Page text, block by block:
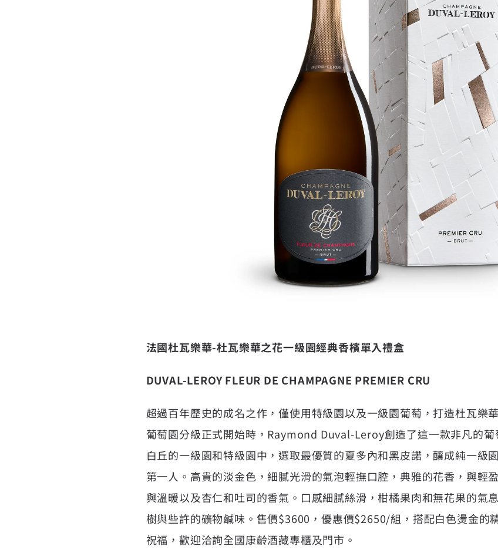
法國杜瓦樂華-杜瓦樂華之花一級園經典香檳單入禮盒
DUVAL-LEROY FLEUR DE CHAMPAGNE PREMIER CRU
超過百年歷史的成名之作，僅使用特級園以及一級園葡萄，打造杜瓦樂
葡萄園分級正式開始時，Raymond Duval-Leroy創造了這一款非凡的
白丘的一級園和特級園中，選取最優質的夏多內和黑皮諾，釀成純一級
第一人。高貴的淡金色，細膩光滑的氣泡輕撫口腔，典雅的花香，與輕
與溫暖以及杏仁和吐司的香氣。口感細膩絲滑，柑橘果肉和無花果的氣
樹與些許的礦物鹹味。售價$3600，優惠價$2650/組，搭配白色燙金的
祝福，歡迎洽詢全國康齡酒藏專櫃及門市。